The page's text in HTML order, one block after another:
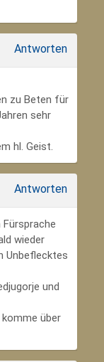
Antworten
zu Beten für
sehr
hl. Geist.
Antworten
wieder
Unbeflecktes
und
über